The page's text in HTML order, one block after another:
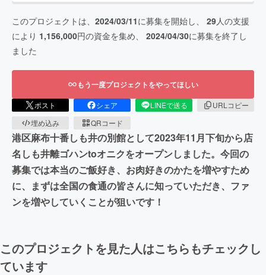
このプロジェクトは、 2024/03/11に募集を開始し、 29人の支援
により 1,156,000円の資金を集め、 2024/04/30に募集を終了し
ました
もう一度プロジェクトをやってほしい
ポスト シェア LINEで送る
URLコピー
埋め込み
QRコード
港区麻布十番しも井の別館として2023年11月下旬から店
名しも井離ゴハンtoオニクをオープンしました。今回の
募集では本当のご飯好き、お肉好きのかたを増やすため
に、まずは全国の食通の皆さんに知っていただき、ファ
ンを増やしていくことが狙いです！
このプロジェクトを見た人はこちらもチェックし
ています